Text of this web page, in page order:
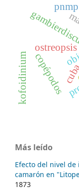
ostreopsis
kofoidinium copépodos
Más leído
Efecto del nivel
camarón en
1873